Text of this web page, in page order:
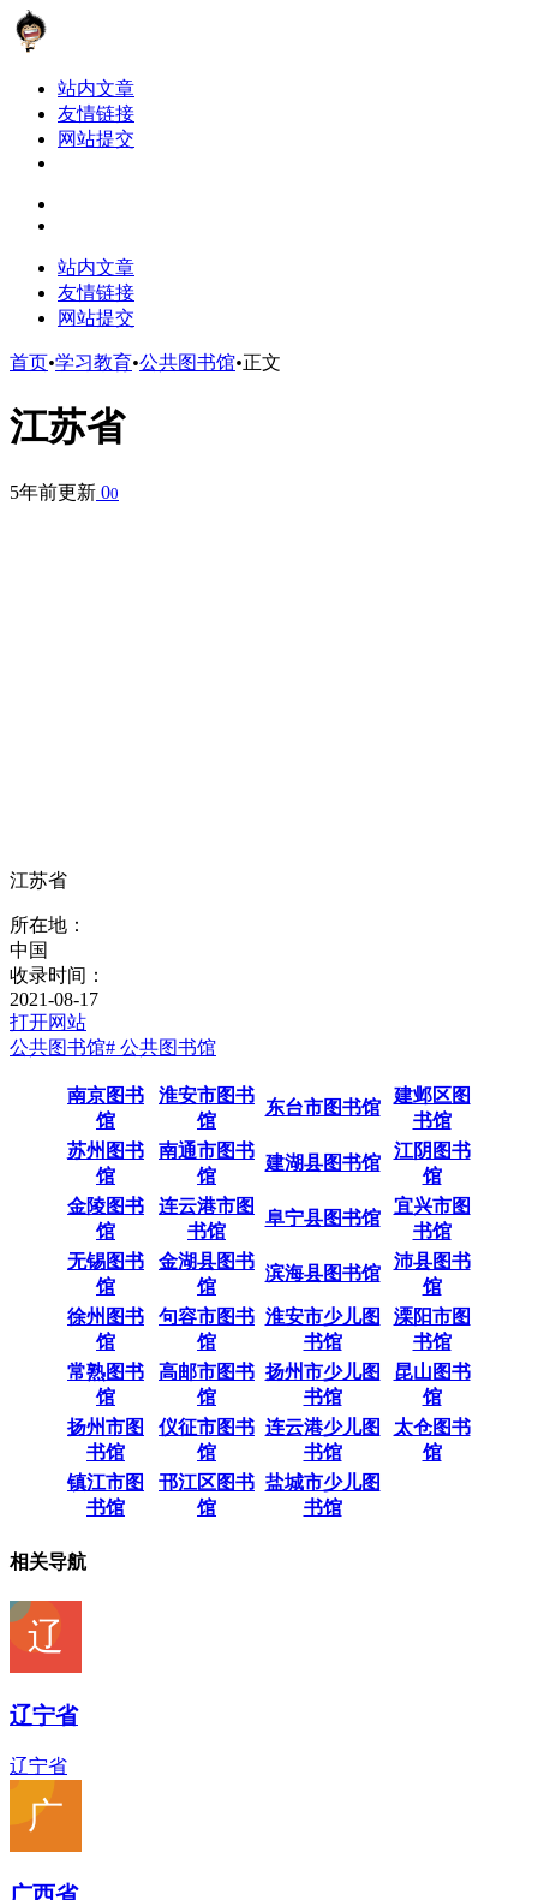
站内文章
友情链接
网站提交
站内文章
友情链接
网站提交
首页•学习教育•公共图书馆•正文
江苏省
5年前更新 00
江苏省
所在地：
中国
收录时间：
2021-08-17
打开网站
公共图书馆# 公共图书馆
南京图书
馆
淮安市图书
馆
东台市图书馆
建邺区图
书馆
苏州图书
馆
南通市图书
馆
建湖县图书馆
江阴图书
馆
金陵图书
馆
连云港市图
书馆
阜宁县图书馆
宜兴市图
书馆
无锡图书
馆
金湖县图书
馆
滨海县图书馆
沛县图书
馆
徐州图书
馆
句容市图书
馆
淮安市少儿图
书馆
溧阳市图
书馆
常熟图书
馆
高邮市图书
馆
扬州市少儿图
书馆
昆山图书
馆
扬州市图
书馆
仪征市图书
馆
连云港少儿图
书馆
太仓图书
馆
镇江市图
书馆
邗江区图书
馆
盐城市少儿图
书馆
相关导航
辽宁省
辽宁省
广西省